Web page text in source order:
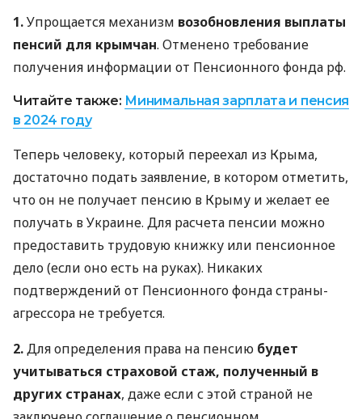
1.Упрощается механизм возобновления выплаты
пенсий для крымчан. Отменено требование
получения информации от Пенсионного фонда рф.
Читайте также: Минимальная зарплата и пенсия
в 2024 году
Теперь человеку, который переехал из Крыма,
достаточно подать заявление, в котором отметить,
что он не получает пенсию в Крыму и желает ее
получать в Украине. Для расчета пенсии можно
предоставить трудовую книжку или пенсионное
дело (если оно есть на руках). Никаких
подтверждений от Пенсионного фонда страны-
агрессора не требуется.
2.Для определения права на пенсию будет
учитываться страховой стаж, полученный в
других странах, даже если с этой страной не